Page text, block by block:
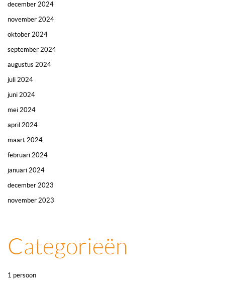
december 2024
november 2024
oktober 2024
september 2024
augustus 2024
juli 2024
juni 2024
mei 2024
april 2024
maart 2024
februari 2024
januari 2024
december 2023
november 2023
Categorieën
1 persoon